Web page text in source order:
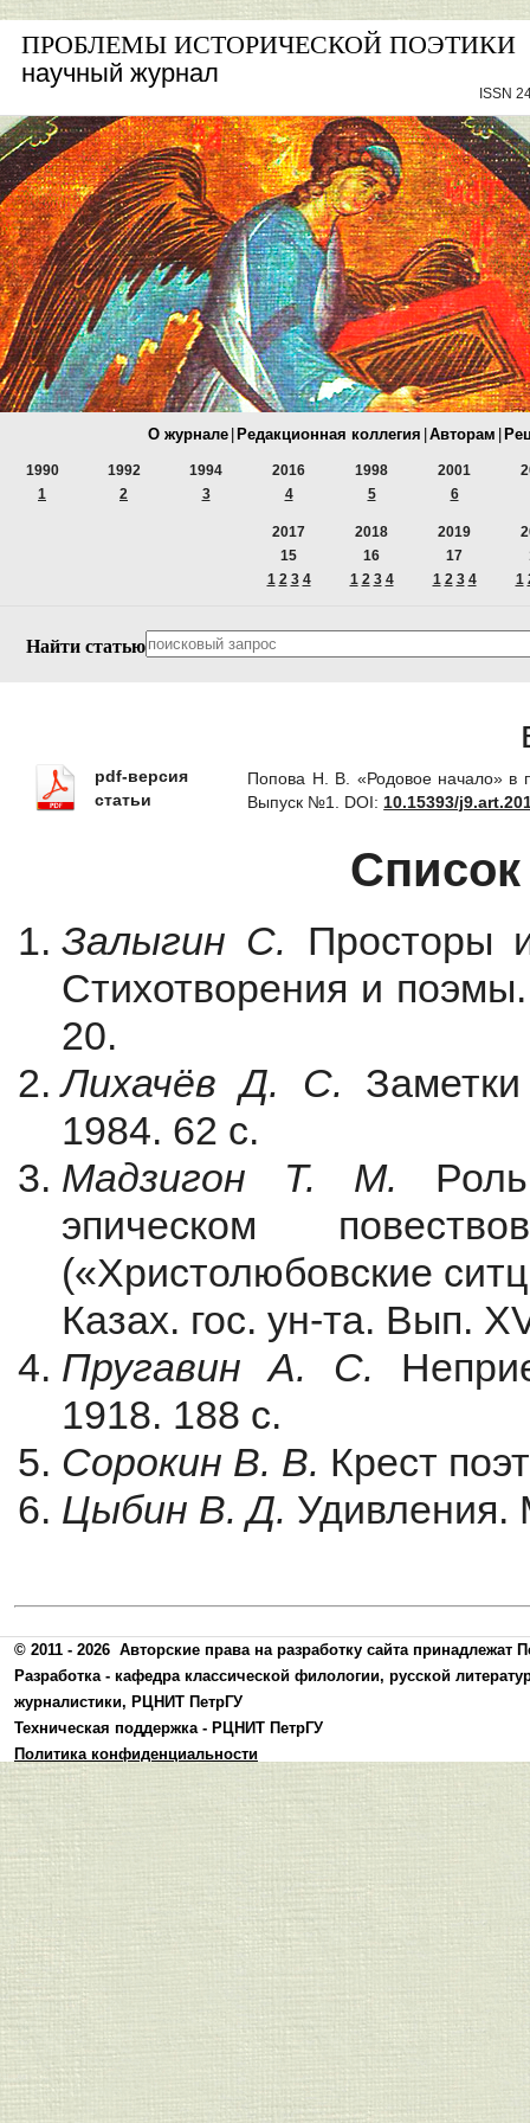
ПРОБЛЕМЫ ИСТОРИЧЕСКОЙ ПОЭТИКИ
научный журнал
ISSN
О журнале Редакционная коллегия Авторам
1990
1
1992
2
1994
3
2016
4
1998
5
2001
6
2017
15
1 2 3 4
2018
16
1 2 3 4
2019
17
1 2 3 4
1
Найти статью
pdf-версия
статьи
Попова Н. В. «Родовое начало» в
Выпуск №1. DOI: 10.15393/
Залыгин С. Просторы
Стихотворения и
20.
Лихачёв Д. С.
1984. 62 с.
Мадзигон Т. М.
эпическом
(«Христолюбовские
Казах. гос. ун-та. Вып.
Пругавин А. С.
1918. 188 с.
Сорокин В. В. Крест
Цыбин В. Д. Удивления.
© 2011 - 2026 Авторские права на разработку сайта принадлежат
Разработка - кафедра классической филологии, русской
журналистики, РЦНИТ ПетрГУ
Техническая поддержка - РЦНИТ ПетрГУ
Политика конфиденциальности